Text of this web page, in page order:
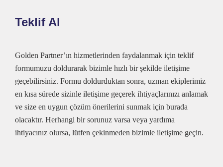
Teklif Al
Golden Partner’ın hizmetlerinden faydalanmak için teklif
formumuzu doldurarak bizimle hızlı bir şekilde iletişime
geçebilirsiniz. Formu doldurduktan sonra, uzman ekiplerimiz
en kısa sürede sizinle iletişime geçerek ihtiyaçlarınızı anlamak
ve size en uygun çözüm önerilerini sunmak için burada
olacaktır. Herhangi bir sorunuz varsa veya yardıma
ihtiyacınız olursa, lütfen çekinmeden bizimle iletişime geçin.